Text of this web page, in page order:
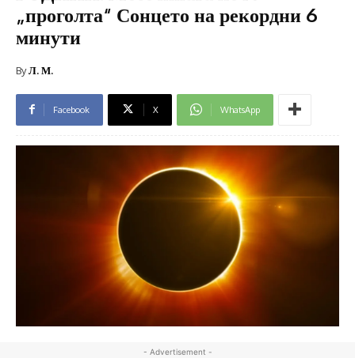
„проголта“ Сонцето на рекордни 6
минути
ByЛ. М.
Facebook X WhatsApp
- Advertisement -